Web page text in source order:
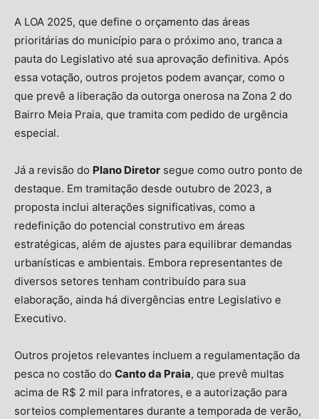
A LOA 2025, que define o orçamento das áreas
prioritárias do município para o próximo ano, tranca a
pauta do Legislativo até sua aprovação definitiva. Após
essa votação, outros projetos podem avançar, como o
que prevê a liberação da outorga onerosa na Zona 2 do
Bairro Meia Praia, que tramita com pedido de urgência
especial.
Já a revisão do Plano Diretor segue como outro ponto de
destaque. Em tramitação desde outubro de 2023, a
proposta inclui alterações significativas, como a
redefinição do potencial construtivo em áreas
estratégicas, além de ajustes para equilibrar demandas
urbanísticas e ambientais. Embora representantes de
diversos setores tenham contribuído para sua
elaboração, ainda há divergências entre Legislativo e
Executivo.
Outros projetos relevantes incluem a regulamentação da
pesca no costão do Canto da Praia, que prevê multas
acima de R$ 2 mil para infratores, e a autorização para
sorteios complementares durante a temporada de verão,